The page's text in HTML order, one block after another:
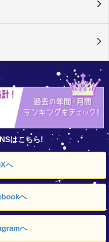
はこちら!
Xへ
へ
へ